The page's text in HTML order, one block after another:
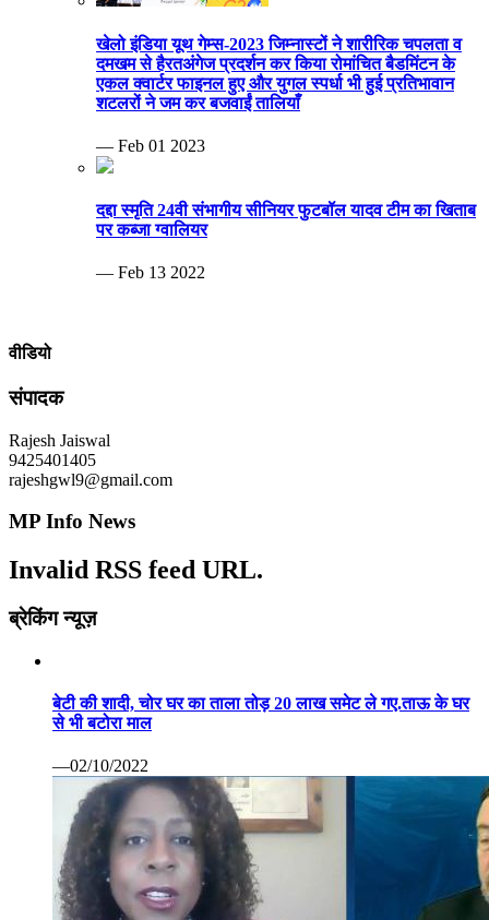
खेलो इंडिया यूथ गेम्स-2023 जिम्नास्टों ने शारीरिक चपलता व
दमखम से हैरतअंगेज प्रदर्शन कर किया रोमांचित बैडमिंटन के
एकल क्वार्टर फाइनल हुए और युगल स्पर्धा भी हुई प्रतिभावान
शटलरों ने जम कर बजवाईं तालियाँ
— Feb 01 2023
दद्दा स्मृति 24वी संभागीय सीनियर फुटबॉल यादव टीम का खिताब
पर कब्जा ग्वालियर
— Feb 13 2022
वीडियो
संपादक
Rajesh Jaiswal
9425401405
rajeshgwl9@gmail.com
MP Info News
Invalid RSS feed URL.
ब्रेकिंग न्यूज़
बेटी की शादी, चोर घर का ताला तोड़ 20 लाख समेट ले गए.ताऊ के घर
से भी बटोरा माल
—02/10/2022